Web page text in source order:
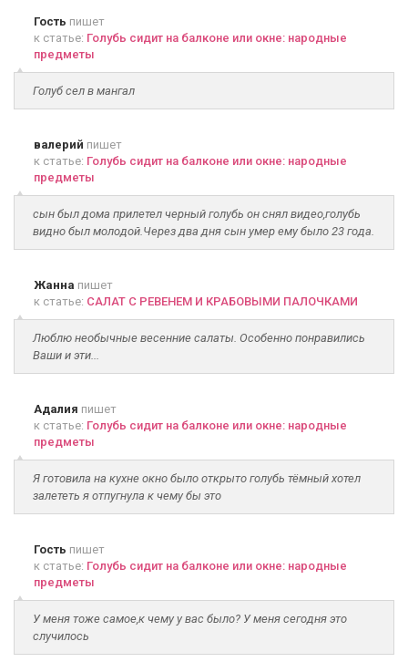
Гость пишет
к статье: Голубь сидит на балконе или окне: народные
предметы
Голуб сел в мангал
валерий пишет
к статье: Голубь сидит на балконе или окне: народные
предметы
сын был дома прилетел черный голубь он снял видео,голубь
видно был молодой.Через два дня сын умер ему было 23 года.
Жанна пишет
к статье: САЛАТ С РЕВЕНЕМ И КРАБОВЫМИ ПАЛОЧКАМИ
Люблю необычные весенние салаты. Особенно понравились
Ваши и эти...
Адалия пишет
к статье: Голубь сидит на балконе или окне: народные
предметы
Я готовила на кухне окно было открыто голубь тёмный хотел
залететь я отпугнула к чему бы это
Гость пишет
к статье: Голубь сидит на балконе или окне: народные
предметы
У меня тоже самое,к чему у вас было? У меня сегодня это
случилось